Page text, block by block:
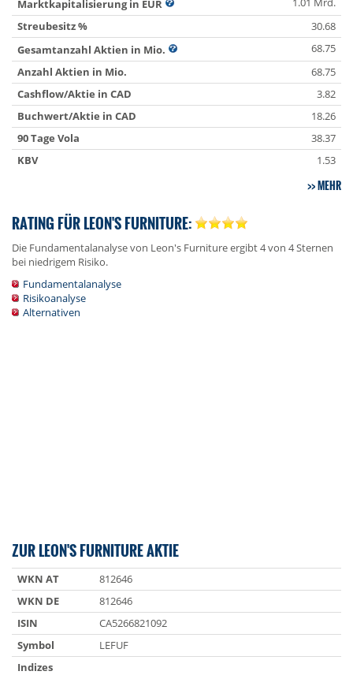
Marktkapitalisierung in EUR
Streubesitz %
30.68
Gesamtanzahl Aktien in Mio.
68.75
Anzahl Aktien in Mio.
68.75
Cashflow/Aktie in CAD
3.82
Buchwert/Aktie in CAD
18.26
90 Tage Vola
38.37
KBV
1.53
MEHR
RATING FÜR LEON'S FURNITURE:
Die Fundamentalanalyse von Leon's Furniture ergibt 4 von 4 Sternen
bei niedrigem Risiko.
Fundamentalanalyse
Risikoanalyse
Alternativen
ZUR LEON'S FURNITURE AKTIE
WKN AT
812646
WKN DE
812646
ISIN
CA5266821092
Symbol
LEFUF
Indizes